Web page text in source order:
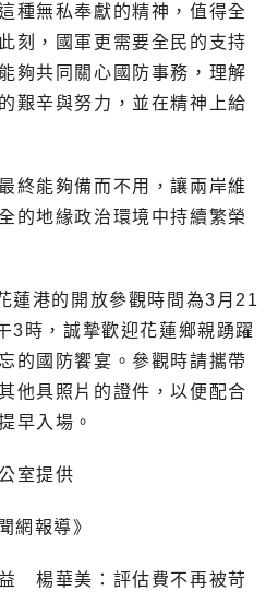
種無私奉獻的精神，值得全
刻，國軍更需要全民的支持
夠共同關心國防事務，理解
艱辛與努力，並在精神上給
終能夠備而不用，讓兩岸維
的地緣政治環境中持續繁榮
蓮港的開放參觀時間為3月21
3時，誠摯歡迎花蓮鄉親踴躍
的國防饗宴。參觀時請攜帶
他具照片的證件，以便配合
早入場。
室提供
網報導》
楊華美：評估費不再被苛